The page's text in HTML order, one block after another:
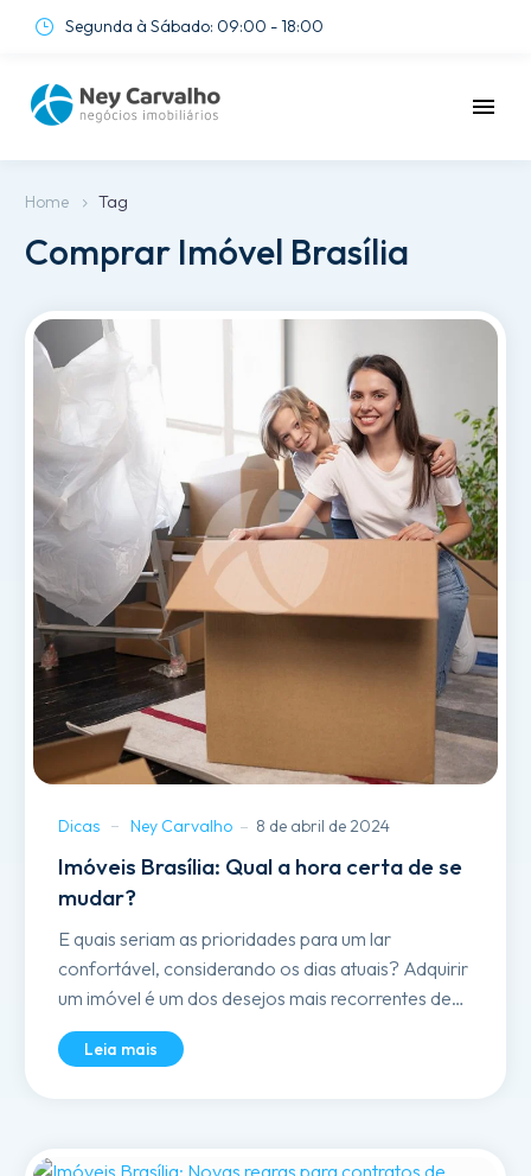
}
} Segunda à Sábado: 09:00 - 18:00
Home Tag
Comprar Imóvel Brasília
Dicas Ney Carvalho 8 de abril de 2024
Imóveis Brasília: Qual a hora certa de se
mudar?
E quais seriam as prioridades para um lar
confortável, considerando os dias atuais? Adquirir
um imóvel é um dos desejos mais recorrentes de
qualquer pessoa. Por isso, se você está pensando
em mudar de casa, é fundamental ponderar
Leia mais